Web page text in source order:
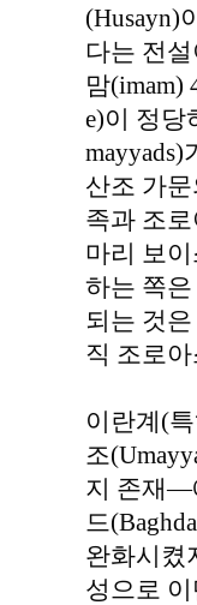
(Husayn)
다는 전
맘(imam)
e)이 정당
산조 가
족과 조
마리 보
하는 쪽
되는 것
직 조로
이란계(
조
지 존재—
드
완화시켰
성으로